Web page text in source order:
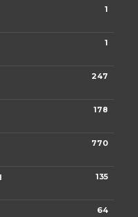
1
1
247
178
770
135
64